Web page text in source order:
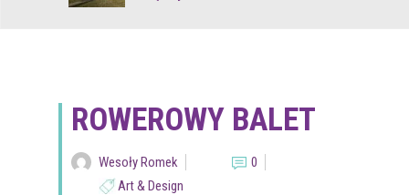
ROWEROWY BALET
Wesoły Romek
0
Art & Design